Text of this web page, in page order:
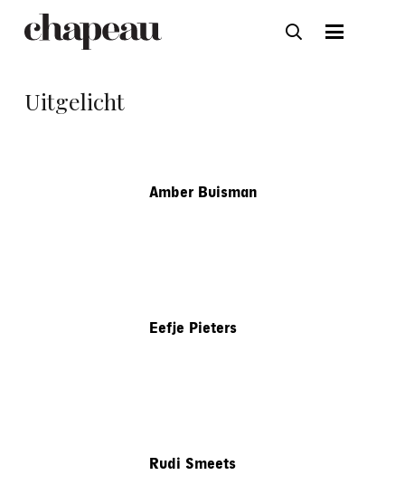
Uitgelicht
Amber Buisman
Eefje Pieters
Rudi Smeets